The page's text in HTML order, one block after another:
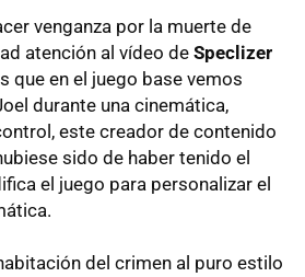
venganza por la muerte de
atención al vídeo de Speclizer
que en el juego base vemos
durante una cinemática,
este creador de contenido
sido de haber tenido el
el juego para personalizar el
del crimen al puro estilo